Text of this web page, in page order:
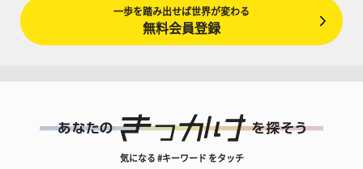
一歩を踏み出せば世界が変わる
無料会員登録
気になる #キーワード をタッチ